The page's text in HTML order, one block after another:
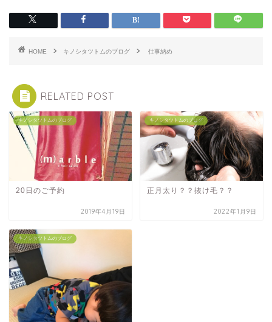
HOME キノシタツトムのブログ 仕事納め
RELATED POST
キノシタツトムのブログ
20日のご予約
2019年4月19日
キノシタツトムのブログ
正月太り？？抜け毛？？
2022年1月9日
キノシタツトムのブログ